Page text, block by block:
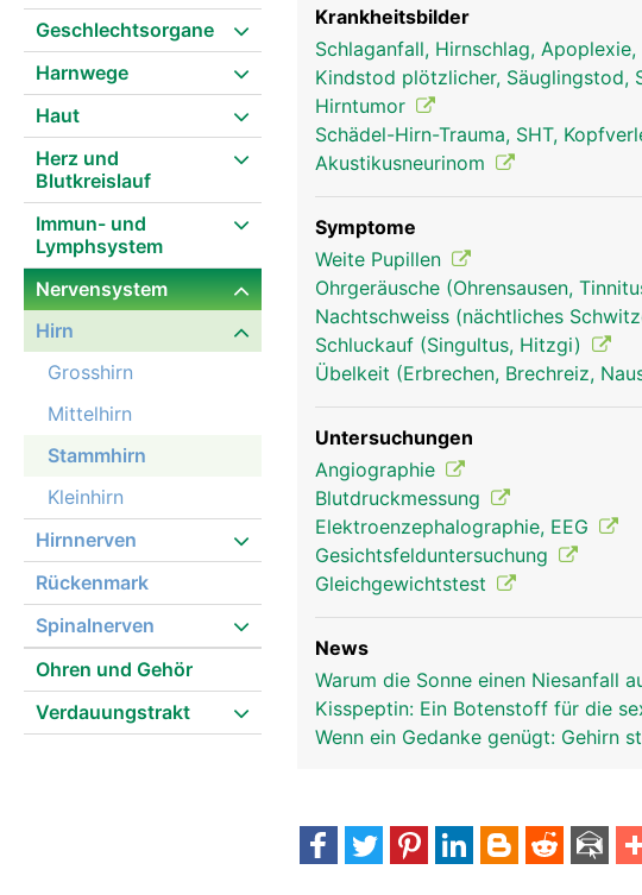
Geschlechtsorgane
Harnwege
Haut
Herz und
Blutkreislauf
Immun- und
Lymphsystem
Nervensystem
Hirn
Grosshirn
Mittelhirn
Stammhirn
Kleinhirn
Hirnnerven
Rückenmark
Spinalnerven
Ohren und Gehör
Verdauungstrakt
Stammhirn Frau
Krankheitsbilder
Schlaganfall, Hirnschlag,
Kindstod plötzlicher, Säuglingstod,
Hirntumor
Schädel-Hirn-Trauma, SHT,
Akustikusneurinom
Symptome
Weite Pupillen
Ohrgeräusche (Ohrensausen,
Nachtschweiss (nächtliches
Schluckauf (Singultus, Hitzgi)
Übelkeit (Erbrechen, Brechreiz,
Untersuchungen
Angiographie
Blutdruckmessung
Elektroenzephalographie, EEG
Gesichtsfelduntersuchung
Gleichgewichtstest
News
Warum die Sonne einen Niesanfall
Kisspeptin: Ein Botenstoff für die
Wenn ein Gedanke genügt: Gehirn